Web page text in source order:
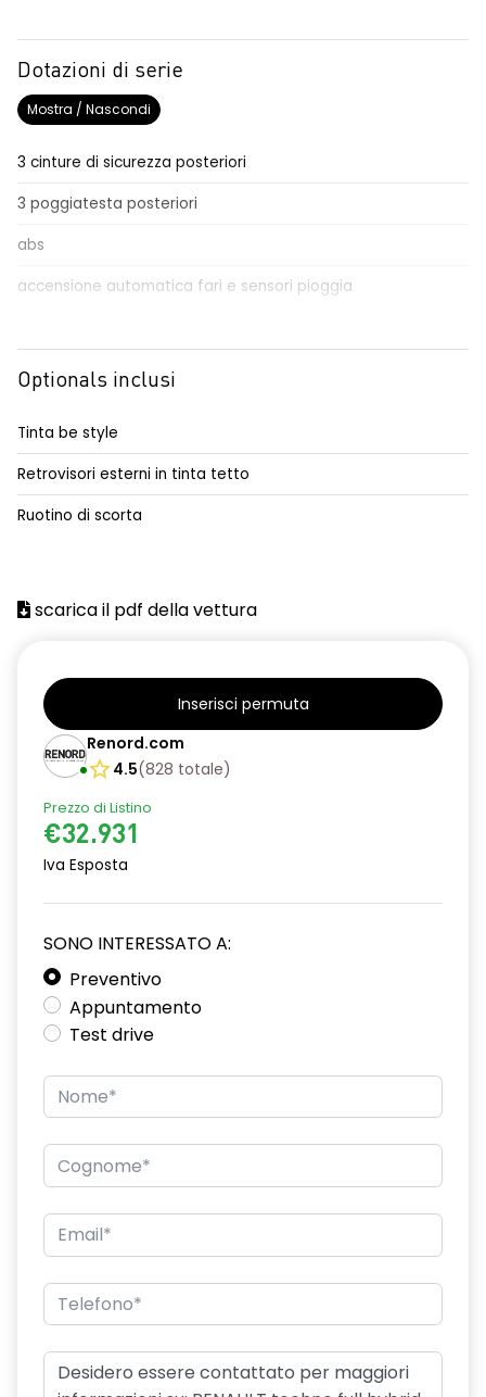
Dotazioni di serie
Mostra / Nascondi
3 cinture di sicurezza posteriori
3 poggiatesta posteriori
abs
accensione automatica fari e sensori pioggia
airbag frontale conducente e passeggero
alzacristalli posteriori elettrici impulsionali
assistenza alla frenata d'emergenza
cartografia standard
climatizzatore automatico
criterio tecnico per tetto panoramico
design cerchi in lega da 18'' diamantati black hole
disattivazione ADAS
distance warning avviso distanza di sicurezza
doppio fondo bagagliaio
driver display 10''
eCall funzionalità soggetta a copertura di rete;
compatibilità 2G/3G o 4G/5G a seconda del veicolo
mantenimento della corsia
fari posteriori FULL LED 3D con firma luminosa dinamica C-
SHAPE
frecce di direzione
freno di stazionamento elettrico con funzione Auto-Hold
gas climatizzatore 1234YF
HARM02
Optionals inclusi
Tinta be style
Retrovisori esterni in tinta tetto
Ruotino di scorta
scarica il pdf della vettura
Inserisci permuta
Renord.com
4.5(828 totale)
Prezzo di Listino
€32.931
Iva Esposta
SONO INTERESSATO A:
Preventivo
Appuntamento
Test drive